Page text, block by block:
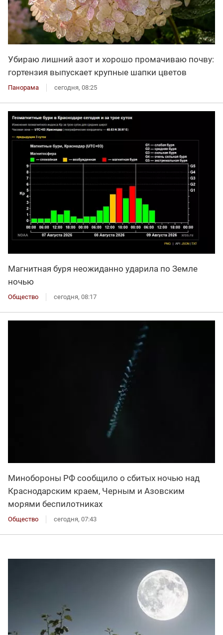
Убираю лишний азот и хорошо промачиваю почву:
гортензия выпускает крупные шапки цветов
Панорама сегодня, 08:25
Магнитная буря неожиданно ударила по Земле
ночью
Общество сегодня, 08:17
Минобороны РФ сообщило о сбитых ночью над
Краснодарским краем, Черным и Азовским
морями беспилотниках
Общество сегодня, 07:43